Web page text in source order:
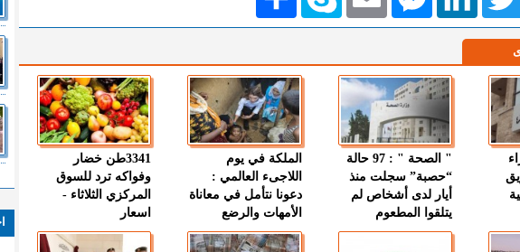
" الصحة " : 97 حالة
“حصبة” سجلت منذ
أيار لدى أشخاص لم
يتلقوا المطعوم
الملكة في يوم
اللاجىء العالمي :
دعونا نتأمل في معاناة
الأمهات والرضع
3341طن خضار
وفواكه ترد للسوق
المركزي الثلاثاء -
اسعار